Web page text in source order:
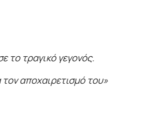
το τραγικό γεγονός.
αποχαιρετισμό του»